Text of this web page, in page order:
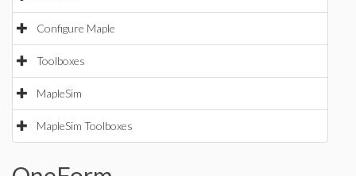
Configure Maple
Toolboxes
MapleSim
MapleSim Toolboxes